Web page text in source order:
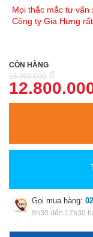
Mọi thắc mắc tư vấn
Công ty Gia Hưng
CÒN HÀNG
15.000.000 đ
Gọi mua hàng:
8h30 đến 17h30